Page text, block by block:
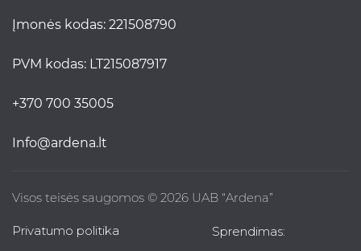
Įmonės kodas: 221508790
PVM kodas: LT215087917
+370 700 35005
info@ardena.lt
Visos teisės saugomos © 2026 UAB “Ardena”
Privatumo politika Sprendimas: